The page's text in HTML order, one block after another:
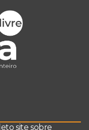
site sobre